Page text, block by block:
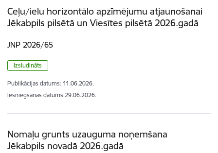
Ceļu/ielu horizontālo apzīmējumu atjaunošanai
Jēkabpils pilsētā un Viesītes pilsētā 2026.gadā
JNP 2026/65
Izsludināts
Publikācijas datums: 11.06.2026.
Iesniegšanas datums 29.06.2026.
Nomaļu grunts uzauguma noņemšana
Jēkabpils novadā 2026.gadā